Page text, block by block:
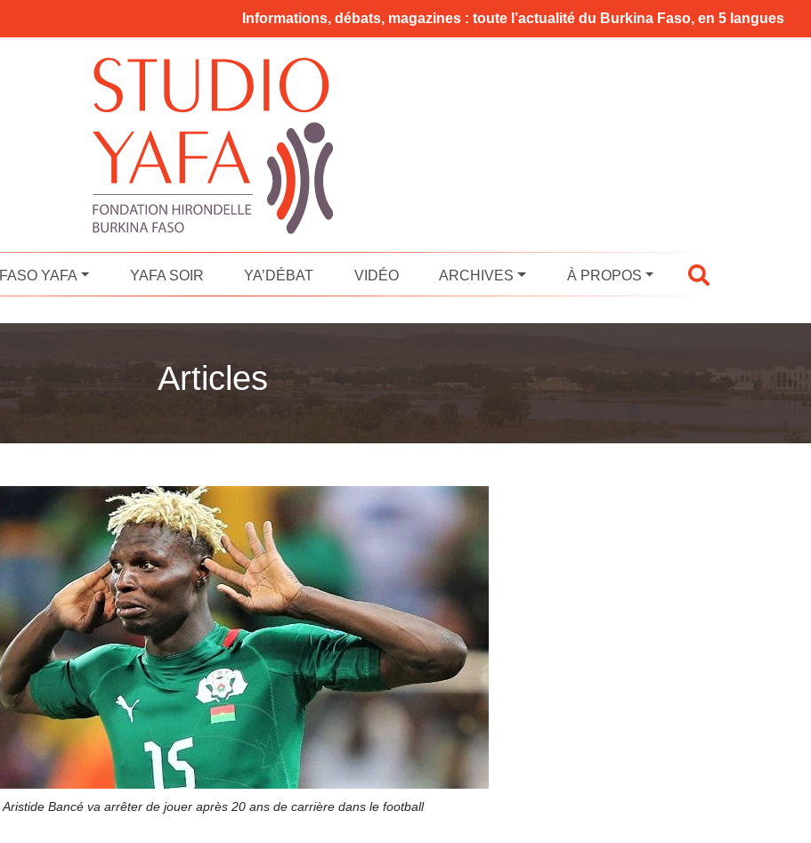
Informations, débats, magazines : toute l’actualité du Burkina Faso, en 5 langues
FASO YAFA YAFA SOIR YA’DÉBAT VIDÉO ARCHIVES À PROPOS
Articles
Aristide Bancé va arrêter de jouer après 20 ans de carrière dans le football